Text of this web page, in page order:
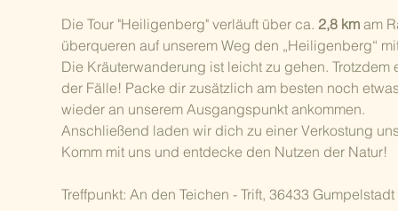
Die Tour "Heiligenberg" verläuft über ca. 2,8 km am
überqueren auf unserem Weg den „Heiligenberg“
Die Kräuterwanderung ist leicht zu gehen.
der Fälle! Packe dir zusätzlich am besten noch
wieder an unserem Ausgangspunkt ankommen.
Anschließend laden wir dich zu einer Verkostung
Komm mit uns und entdecke den Nutzen der Natur!
Treffpunkt: An den Teichen - Trift, 36433 Gumpelstadt